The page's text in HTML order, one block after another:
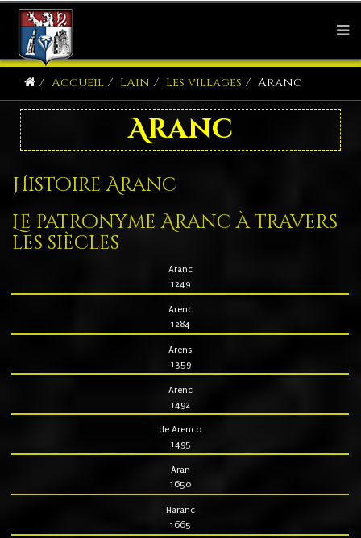
Accueil L'Ain Les villages Aranc
Aranc
Histoire Aranc
Le patronyme Aranc à travers
les siècles
Aranc
1249
Arenc
1284
Arens
1359
Arenc
1492
de Arenco
1495
Aran
1650
Haranc
1665